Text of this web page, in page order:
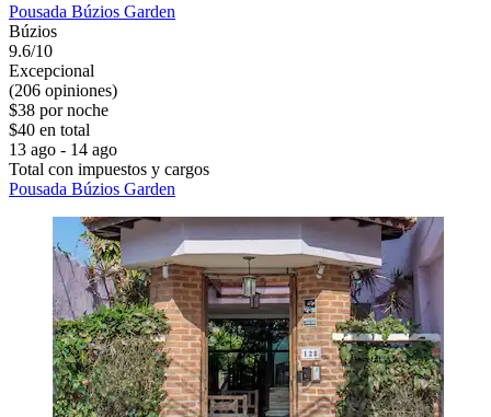
Pousada Búzios Garden
Búzios
9.6/10
Excepcional
(206 opiniones)
$38 por noche
$40 en total
13 ago - 14 ago
Total con impuestos y cargos
Pousada Búzios Garden